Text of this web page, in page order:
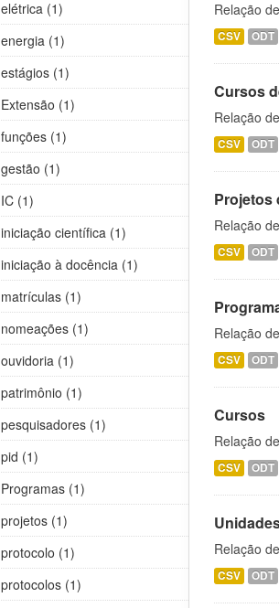
Relação
CSV ODT
Cursos
Relação
CSV ODT
Projetos
Relação
CSV ODT
Relação
CSV ODT
Cursos
Relação
CSV ODT
Relação
CSV ODT
elétrica (1)
energia (1)
estágios (1)
Extensão (1)
funções (1)
gestão (1)
IC (1)
iniciação científica (1)
iniciação à docência (1)
matrículas (1)
nomeações (1)
ouvidoria (1)
patrimônio (1)
pesquisadores (1)
pid (1)
Programas (1)
projetos (1)
protocolo (1)
protocolos (1)